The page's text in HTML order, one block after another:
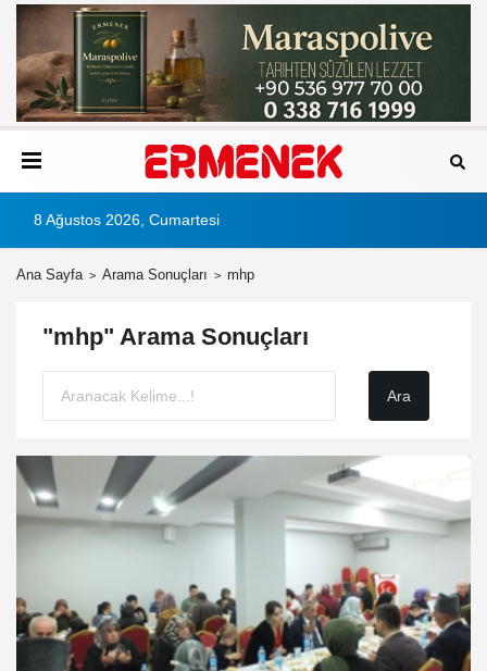
8 Ağustos 2026, Cumartesi
Ana Sayfa Arama Sonuçları mhp
"mhp" Arama Sonuçları